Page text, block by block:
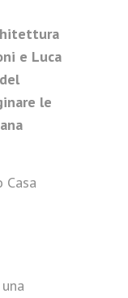
e Luca
le
Casa